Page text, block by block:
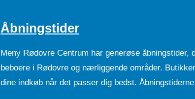
Åbningstider
Meny Rødovre Centrum har generøse åbningstider,
beboere i Rødovre og nærliggende områder.
dine indkøb når det passer dig bedst.